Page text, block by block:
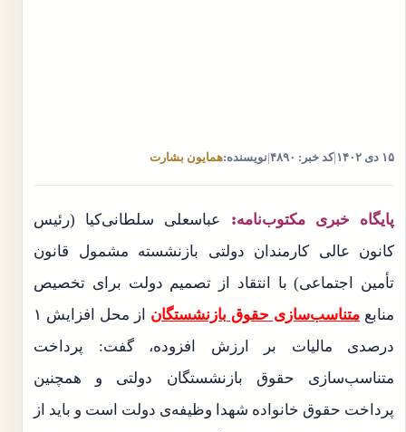
۱۵ دی ۱۴۰۲ |کد خبر: ۴۸۹۰ نویسنده:همایون بشارت
پایگاه خبری مکتوب‌نامه: عباسعلی سلطانی‌کیا (رئیس
کانون عالی کارمندان دولتی بازنشسته مشمول قانون
تأمین اجتماعی) با انتقاد از تصمیم دولت برای تخصیص
منابع متناسب‌سازی حقوق بازنشستگان
از محل افزایش ۱
درصدی مالیات بر ارزش افزوده، گفت: پرداخت
متناسب‌سازی حقوق بازنشستگان دولتی و همچنین
پرداخت حقوق خانواده شهدا وظیفه‌ی دولت است و باید از